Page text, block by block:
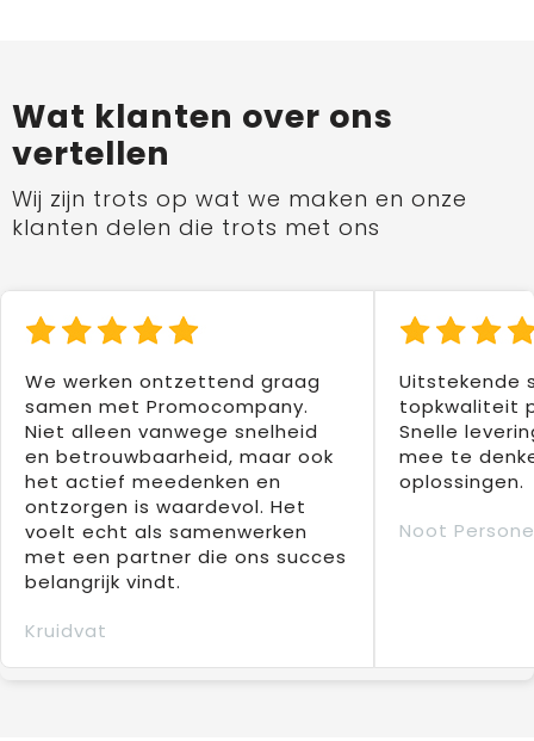
Wat klanten over ons
vertellen
Wij zijn trots op wat we maken en onze
klanten delen die trots met ons
We werken ontzettend graag
samen met Promocompany.
Niet alleen vanwege snelheid
en betrouwbaarheid, maar ook
het actief meedenken en
ontzorgen is waardevol. Het
voelt echt als samenwerken
met een partner die ons succes
belangrijk vindt.
Kruidvat
Uitstekende
topkwaliteit
Snelle
mee te
oplossingen.
Noot